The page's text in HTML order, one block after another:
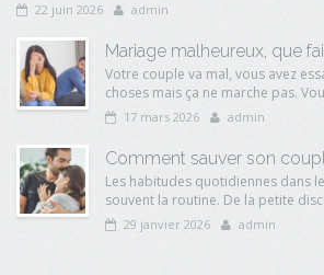
22 juin 2026 admin
Mariage malheureux, que
Votre couple va mal, vous avez
choses mais ça ne marche pas.
17 mars 2026 admin
Comment sauver son
Les habitudes quotidiennes dans
souvent la routine. De la petite
29 janvier 2026 admin